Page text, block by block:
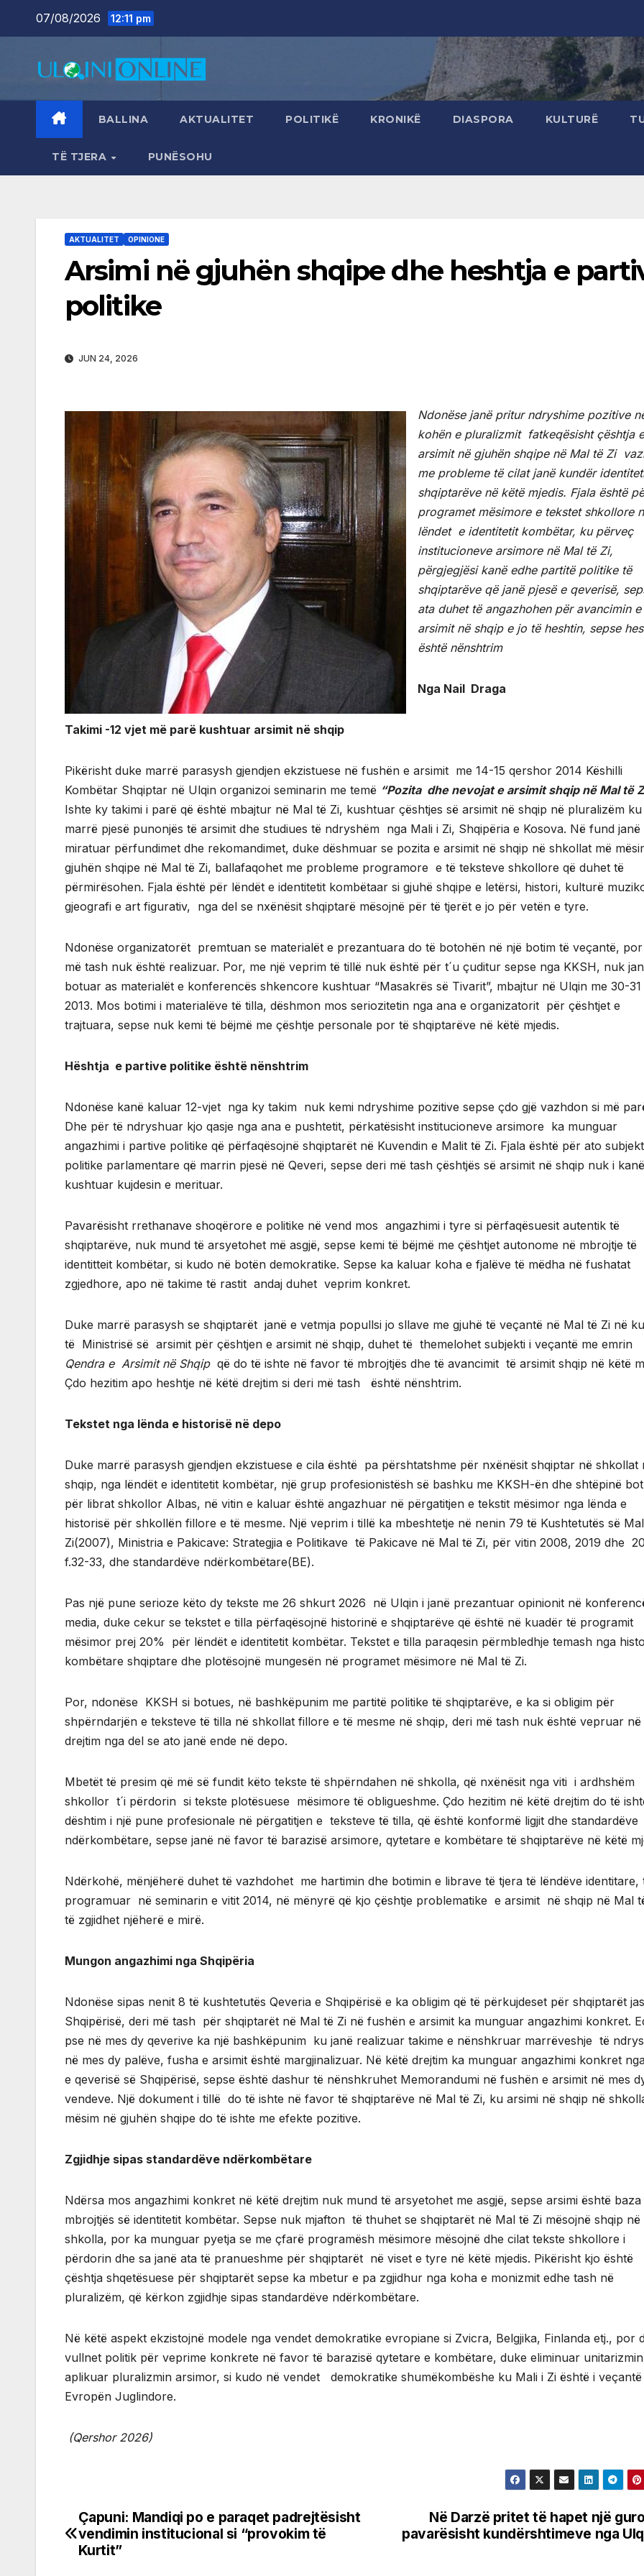
07/08/2026 12:11 pm
BALLINA AKTUALITET POLITIKË KRONIKË DIASPORA KULTURË
TË TJERA PUNËSOHU
AKTUALITET OPINIONE
Arsimi në gjuhën shqipe dhe heshtja e
politike
JUN 24, 2026
Ndonëse janë pritur ndryshime pozitive
kohën e pluralizmit fatkeqësisht çështja e
arsimit në gjuhën shqipe në Mal të Zi
me probleme të cilat janë kundër
shqiptarëve në këtë mjedis. Fjala është
programet mësimore e tekstet shkollore
lëndet e identitetit kombëtar, ku përveç
institucioneve arsimore në Mal të Zi,
përgjegjësi kanë edhe partitë politike të
shqiptarëve që janë pjesë e qeverisë,
ata duhet të angazhohen për avancimin e
arsimit në shqip e jo të heshtin, sepse
është nënshtrim
Nga Nail Draga
Takimi -12 vjet më parë kushtuar arsimit në shqip
Pikërisht duke marrë parasysh gjendjen ekzistuese në fushën e arsimit me 14-15 qershor 2014 Këshilli
Kombëtar Shqiptar në Ulqin organizoi seminarin me temë “Pozita dhe nevojat e arsimit shqip në Mal të
Ishte ky takimi i parë që është mbajtur në Mal të Zi, kushtuar çështjes së arsimit në shqip në pluralizëm
marrë pjesë punonjës të arsimit dhe studiues të ndryshëm nga Mali i Zi, Shqipëria e Kosova. Në fund janë
miratuar përfundimet dhe rekomandimet, duke dëshmuar se pozita e arsimit në shqip në shkollat më
gjuhën shqipe në Mal të Zi, ballafaqohet me probleme programore e të teksteve shkollore që duhet të
përmirësohen. Fjala është për lëndët e identitetit kombëtaar si gjuhë shqipe e letërsi, histori, kulturë
gjeografi e art figurativ, nga del se nxënësit shqiptarë mësojnë për të tjerët e jo për vetën e tyre.
Ndonëse organizatorët premtuan se materialët e prezantuara do të botohën në një botim të veçantë,
më tash nuk është realizuar. Por, me një veprim të tillë nuk është për t´u çuditur sepse nga KKSH, nuk
botuar as materialët e konferencës shkencore kushtuar “Masakrës së Tivarit”, mbajtur në Ulqin me 30-31
2013. Mos botimi i materialëve të tilla, dëshmon mos seriozitetin nga ana e organizatorit për çështjet e
trajtuara, sepse nuk kemi të bëjmë me çështje personale por të shqiptarëve në këtë mjedis.
Hështja e partive politike është nënshtrim
Ndonëse kanë kaluar 12-vjet nga ky takim nuk kemi ndryshime pozitive sepse çdo gjë vazhdon si më
Dhe për të ndryshuar kjo qasje nga ana e pushtetit, përkatësisht institucioneve arsimore ka munguar
angazhimi i partive politike që përfaqësojnë shqiptarët në Kuvendin e Malit të Zi. Fjala është për ato
politike parlamentare që marrin pjesë në Qeveri, sepse deri më tash çështjës së arsimit në shqip nuk i kanë
kushtuar kujdesin e merituar.
Pavarësisht rrethanave shoqërore e politike në vend mos angazhimi i tyre si përfaqësuesit autentik të
shqiptarëve, nuk mund të arsyetohet më asgjë, sepse kemi të bëjmë me çështjet autonome në mbrojtje të
identitteit kombëtar, si kudo në botën demokratike. Sepse ka kaluar koha e fjalëve të mëdha në fushatat
zgjedhore, apo në takime të rastit andaj duhet veprim konkret.
Duke marrë parasysh se shqiptarët janë e vetmja popullsi jo sllave me gjuhë të veçantë në Mal të Zi në
të Ministrisë së arsimit për çështjen e arsimit në shqip, duhet të themelohet subjekti i veçantë me emrin
Qendra e Arsimit në Shqip që do të ishte në favor të mbrojtjës dhe të avancimit të arsimit shqip në këtë
Çdo hezitim apo heshtje në këtë drejtim si deri më tash është nënshtrim.
Tekstet nga lënda e historisë në depo
Duke marrë parasysh gjendjen ekzistuese e cila është pa përshtatshme për nxënësit shqiptar në shkollat
shqip, nga lëndët e identitetit kombëtar, një grup profesionistësh së bashku me KKSH-ën dhe shtëpinë
për librat shkollor Albas, në vitin e kaluar është angazhuar në përgatitjen e tekstit mësimor nga lënda e
historisë për shkollën fillore e të mesme. Një veprim i tillë ka mbeshtetje në nenin 79 të Kushtetutës së
Zi(2007), Ministria e Pakicave: Strategjia e Politikave të Pakicave në Mal të Zi, për vitin 2008, 2019 dhe
f.32-33, dhe standardëve ndërkombëtare(BE).
Pas një pune serioze këto dy tekste me 26 shkurt 2026 në Ulqin i janë prezantuar opinionit në
media, duke cekur se tekstet e tilla përfaqësojnë historinë e shqiptarëve që është në kuadër të programit
mësimor prej 20% për lëndët e identitetit kombëtar. Tekstet e tilla paraqesin përmbledhje temash nga
kombëtare shqiptare dhe plotësojnë mungesën në programet mësimore në Mal të Zi.
Por, ndonëse KKSH si botues, në bashkëpunim me partitë politike të shqiptarëve, e ka si obligim për
shpërndarjën e teksteve të tilla në shkollat fillore e të mesme në shqip, deri më tash nuk është vepruar në
drejtim nga del se ato janë ende në depo.
Mbetët të presim që më së fundit këto tekste të shpërndahen në shkolla, që nxënësit nga viti i ardhshëm
shkollor t´i përdorin si tekste plotësuese mësimore të obligueshme. Çdo hezitim në këtë drejtim do të
dështim i një pune profesionale në përgatitjen e teksteve të tilla, që është konformë ligjit dhe standardëve
ndërkombëtare, sepse janë në favor të barazisë arsimore, qytetare e kombëtare të shqiptarëve në këtë
Ndërkohë, mënjëherë duhet të vazhdohet me hartimin dhe botimin e librave të tjera të lëndëve identitare,
programuar në seminarin e vitit 2014, në mënyrë që kjo çështje problematike e arsimit në shqip në Mal
të zgjidhet njëherë e mirë.
Mungon angazhimi nga Shqipëria
Ndonëse sipas nenit 8 të kushtetutës Qeveria e Shqipërisë e ka obligim që të përkujdeset për shqiptarët
Shqipërisë, deri më tash për shqiptarët në Mal të Zi në fushën e arsimit ka munguar angazhimi konkret.
pse në mes dy qeverive ka një bashkëpunim ku janë realizuar takime e nënshkruar marrëveshje të
në mes dy palëve, fusha e arsimit është margjinalizuar. Në këtë drejtim ka munguar angazhimi konkret
e qeverisë së Shqipërisë, sepse është dashur të nënshkruhet Memorandumi në fushën e arsimit në mes
vendeve. Një dokument i tillë do të ishte në favor të shqiptarëve në Mal të Zi, ku arsimi në shqip në
mësim në gjuhën shqipe do të ishte me efekte pozitive.
Zgjidhje sipas standardëve ndërkombëtare
Ndërsa mos angazhimi konkret në këtë drejtim nuk mund të arsyetohet me asgjë, sepse arsimi është baza
mbrojtjës së identitetit kombëtar. Sepse nuk mjafton të thuhet se shqiptarët në Mal të Zi mësojnë shqip në
shkolla, por ka munguar pyetja se me çfarë programësh mësimore mësojnë dhe cilat tekste shkollore i
përdorin dhe sa janë ata të pranueshme për shqiptarët në viset e tyre në këtë mjedis. Pikërisht kjo është
çështja shqetësuese për shqiptarët sepse ka mbetur e pa zgjidhur nga koha e monizmit edhe tash në
pluralizëm, që kërkon zgjidhje sipas standardëve ndërkombëtare.
Në këtë aspekt ekzistojnë modele nga vendet demokratike evropiane si Zvicra, Belgjika, Finlanda etj., por
vullnet politik për veprime konkrete në favor të barazisë qytetare e kombëtare, duke eliminuar
aplikuar pluralizmin arsimor, si kudo në vendet demokratike shumëkombëshe ku Mali i Zi është i veçantë
Evropën Juglindore.
(Qershor 2026)
Post
navigation
Në Darzë pritet të hapet një
pavarësisht kundërshtimeve nga
Çapuni: Mandiqi po e paraqet padrejtësisht
vendimin institucional si “provokim të
Kurtit”